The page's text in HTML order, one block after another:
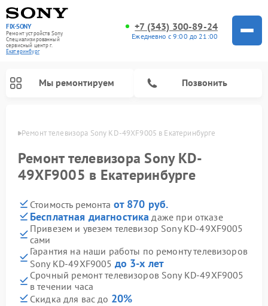
FIX-SONY
Ремонт устройств Sony
Специализированный
cервисный центр г.
Екатеринбург
+7 (343) 300-89-24
Ежедневно с 9:00 до 21:00
Мы ремонтируем Позвонить
Ремонт телевизора Sony KD-49XF9005 в Екатеринбурге
Ремонт телевизора Sony KD-
49XF9005 в Екатеринбурге
Стоимость ремонта от 870 руб.
Бесплатная диагностика даже при отказе
Привезем и увезем телевизор Sony KD-49XF9005
сами
Гарантия на наши работы по ремонту телевизоров
Sony KD-49XF9005 до 3-х лет
Срочный ремонт телевизоров Sony KD-49XF9005
в течении часа
Скидка для вас до 20%